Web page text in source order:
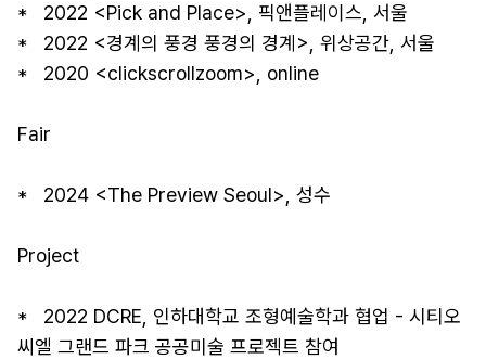
*   2022 <Pick and Place>, 픽앤플레이스, 서울
*   2022 <경계의 풍경 풍경의 경계>, 위상공간, 서울
*   2020 <clickscrollzoom>, online
Fair
*   2024 <The Preview Seoul>, 성수
Project
*   2022 DCRE, 인하대학교 조형예술학과 협업 - 시티오
씨엘 그랜드 파크 공공미술 프로젝트 참여